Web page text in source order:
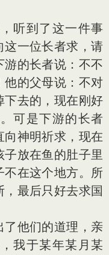
听到了这一件事
这一位长者求，请
的长者说：不不
他的父母说：不对
下去的，现在刚好
可是下游的长者
神明祈求，现在
放在鱼的肚子里
不在这个地方。所
最后只好去求国
他们的道理，亲
我于某年某月某